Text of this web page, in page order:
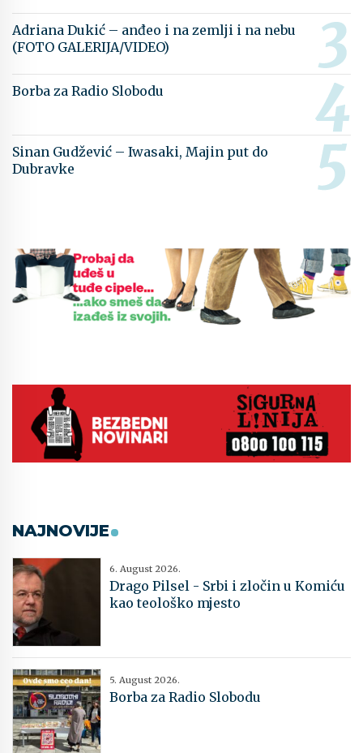
Adriana Dukić – anđeo i na zemlji i na nebu
(FOTO GALERIJA/VIDEO)
Borba za Radio Slobodu
Sinan Gudžević – Iwasaki, Majin put do
Dubravke
NAJNOVIJE
6. August 2026.
Drago Pilsel - Srbi i zločin u Komiću
kao teološko mjesto
5. August 2026.
Borba za Radio Slobodu